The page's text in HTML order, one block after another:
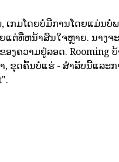
ເກມໂດຍບໍ່ມີການໂດຍແມ່ນບໍ່
ແຕ່ທີ່ຫນ້າສົນໃຈຫຼາຍ. ນາງຈ
ອງຄວາມຢູ່ລອດ. Rooming
, ຂຸດຄົ້ນບໍ່ແຮ່ - ສໍາລັບນີ້ແລະກ